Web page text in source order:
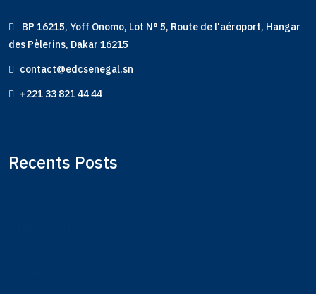
BP 16215, Yoff Onomo, Lot N° 5, Route de l'aéroport, Hangar
des Pèlerins, Dakar 16215
contact@edcsenegal.sn
+221 33 821 44 44
Recents Posts